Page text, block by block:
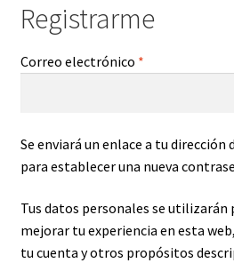
Registrarme
Correo electrónico *Requerido
Se enviará un enlace a tu
para establecer una nueva
Tus datos personales se utilizarán
mejorar tu experiencia en esta
tu cuenta y otros propósitos